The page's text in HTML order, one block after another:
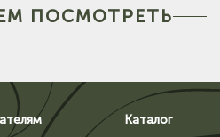
ПОСМОТРЕТЬ
Каталог